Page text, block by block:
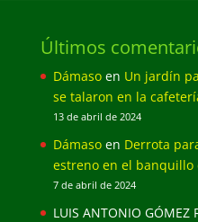
Últimos
Dámasoen Un jardín
se talaron en la
13 de abril de 2024
Dámasoen Derrota
estreno en el banquillo
7 de abril de 2024
LUIS ANTONIO GÓMEZ